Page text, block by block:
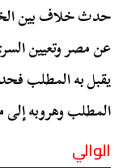
حدث خلاف بين
عن مصر وتعيين
يقبل به المطلب
المطلب وهروبه
الوالي